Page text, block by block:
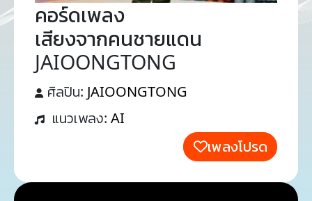
คอร์ดเพลง
เสียงจากคนชายแดน
JAIOONGTONG
ศิลปิน: JAIOONGTONG
แนวเพลง: AI
เพลงโปรด